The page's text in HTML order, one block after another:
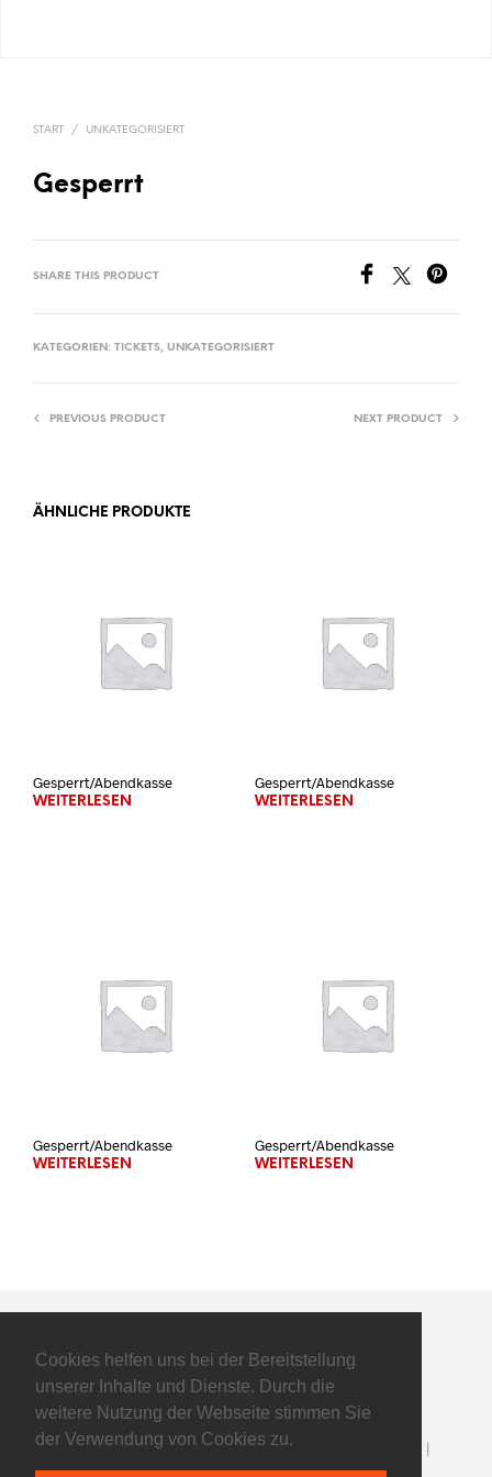
Cookies helfen uns bei der Bereitstellung
unserer Inhalte und Dienste. Durch die
weitere Nutzung der Webseite stimmen Sie
der Verwendung von Cookies zu.
START / UNKATEGORISIERT
Gesperrt
SHARE THIS PRODUCT
KATEGORIEN: TICKETS, UNKATEGORISIERT
PREVIOUS PRODUCT NEXT PRODUCT
ÄHNLICHE PRODUKTE
Gesperrt/Abendkasse
WEITERLESEN
Gesperrt/Abendkasse
WEITERLESEN
Gesperrt/Abendkasse
WEITERLESEN
Gesperrt/Abendkasse
WEITERLESEN
©2025 Flyers Basketball GmbH - All Rights Reserved |
Impressum|Datenschutz| powered by